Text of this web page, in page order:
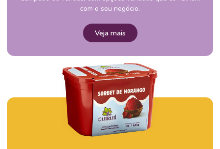
com o seu negócio.
Veja mais